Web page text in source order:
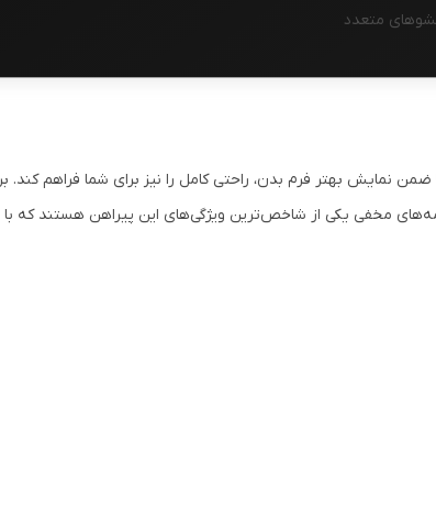
متعدد
ضمن نمایش بهتر فرم بدن، راحتی کامل را نیز برای شما فراهم
مخفی یکی از شاخص‌ترین ویژگی‌های این پیراهن هستند که با